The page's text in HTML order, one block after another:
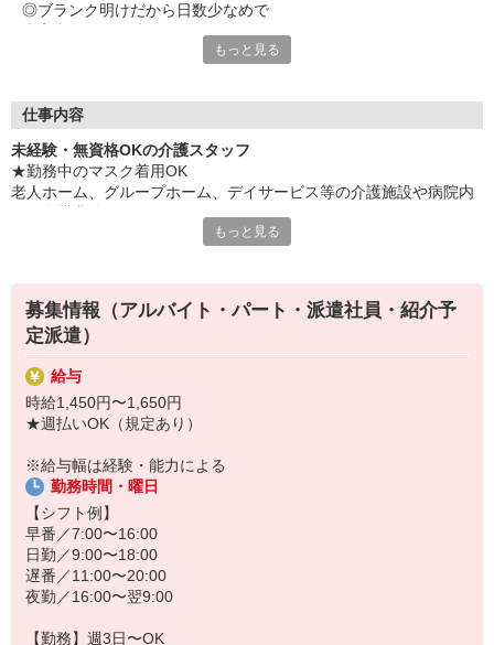
◎ブランク明けだから日数少なめで
働き方から場所・環境まで何でも希望を聞かせてください◎
そんなご相談もOKですよ。
≪職場見学OK≫
実際の仕事内容や職場環境を見てから決められます。
あなたに合った雰囲気か、ぜひ確かめに来てください。
開始時期もご相談に応じます！
「もう少し生活が落ち着いたら働こうかな」
そんな方も気軽にお問い合わせを♪
もっと見る
仕事内容
未経験・無資格OKの介護スタッフ
★勤務中のマスク着用OK
老人ホーム、グループホーム、デイサービス等の介護施設や病院内
・薬やおしぼりの準備などのケア
・体操や季節ごとのレクリエーション
・歩行、車椅子の介助
・見守り
※施設により異なります
★施設内は冷暖房完備！いつでも快適にお仕事できますよ！
あなたのスキルに合わせて少しずつお仕事をお願いしていきます。
20代・30代・40代・50代・60代、
若手からミドル、中高年（エルダー）、シニア世代まで幅広く活躍
中！
「こんな時だからこそ、しっかり稼いでおきたい！」
「すぐに働けるところはないかな…」
「しっかり稼げるアルバイトを探してる。」
そんな方もぜひ！お気軽にご連絡ください♪
もっと見る
募集情報（アルバイト・パート・派遣社員・紹介予
定派遣）
給与
時給1,450円〜1,650円
★週払いOK（規定あり）
※給与幅は経験・能力による
勤務時間・曜日
【シフト例】
早番／7:00〜16:00
日勤／9:00〜18:00
遅番／11:00〜20:00
夜勤／16:00〜翌9:00
【勤務】週3日〜OK